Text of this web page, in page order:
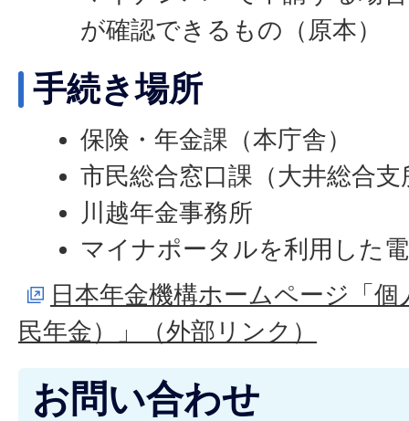
が確認できるもの（原本）
手続き場所
保険・年金課（本庁舎）
市民総合窓口課（大井総合支
川越年金事務所
マイナポータルを利用した
日本年金機構ホームページ「
民年金）」（外部リンク）
お問い合わせ